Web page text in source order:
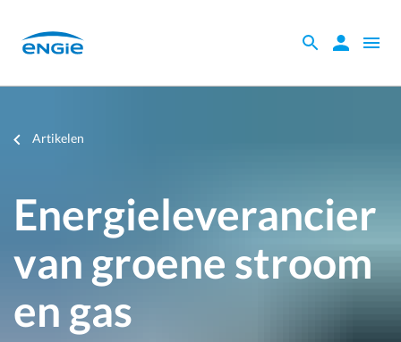
mainZoeken
de
Zoeken
Open
Je
Artikelen
Energieleverancier
van groene stroom
en gas